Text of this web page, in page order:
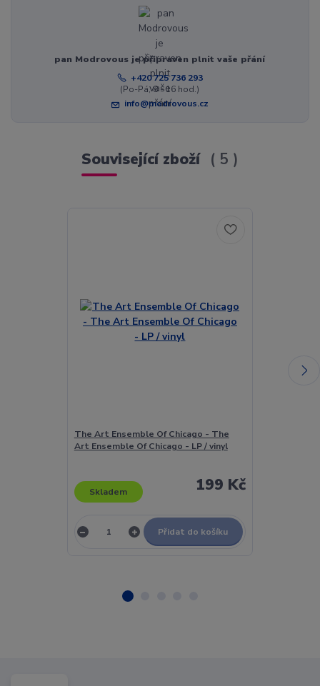
pan Modrovous je připraven plnit vaše přání
+420 725 736 293
(Po-Pá, 8 - 16 hod.)
info@modrovous.cz
Související zboží 5
The Art Ensemble Of Chicago - The
Art Ensemble Of Chicago - LP / vinyl
199 Kč
Skladem
Přidat do košíku